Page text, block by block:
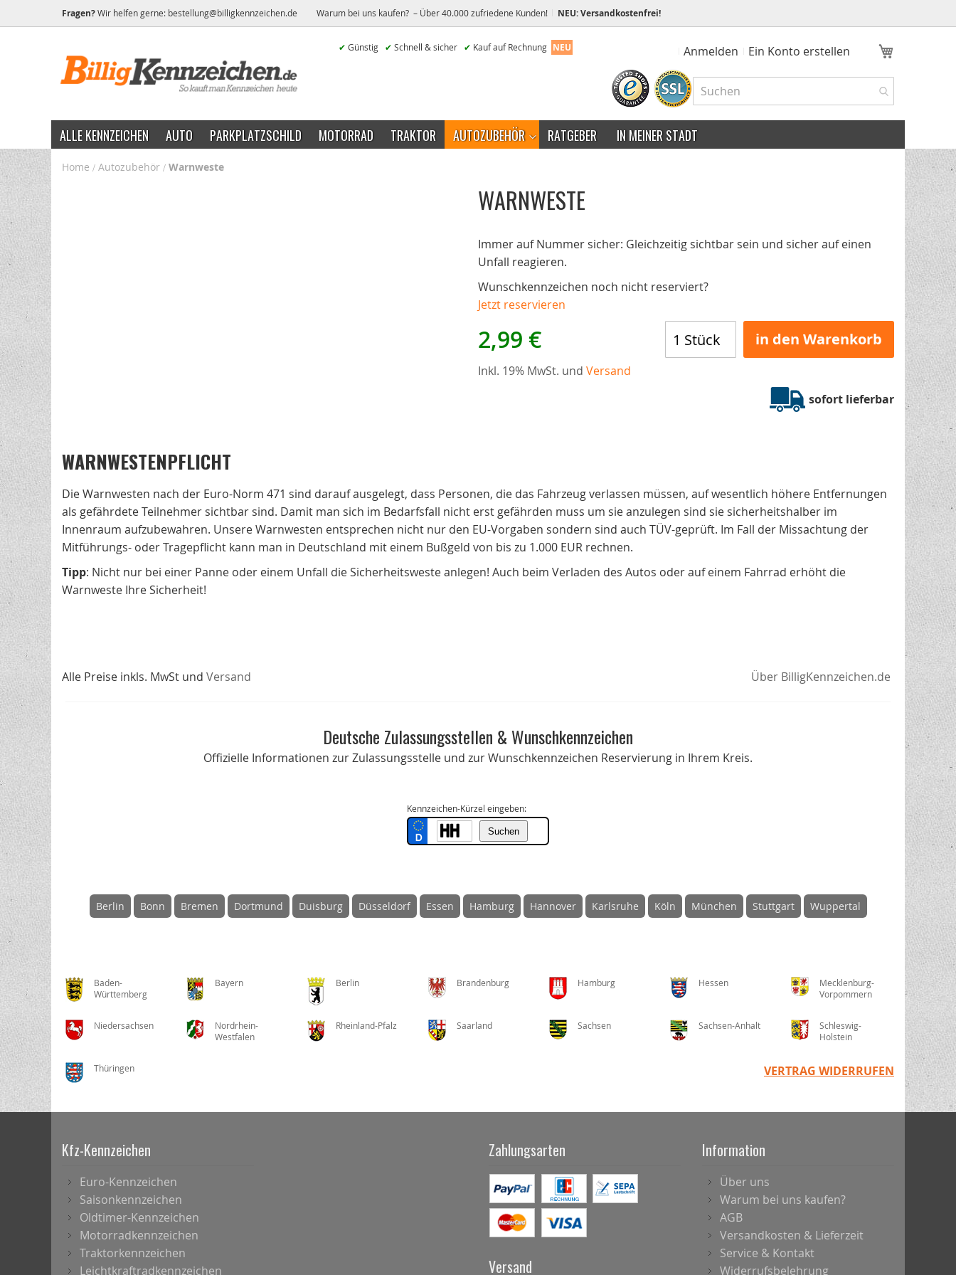
Fragen?Wir helfen gerne: bestellung@billigkennzeichen.de Warum bei uns kaufen? – Über 40.000 zufriedene Kunden! NEU: Versandkostenfrei!
✔ Günstig ✔ Schnell & sicher ✔ Kauf auf Rechnung NEU Anmelden Ein Konto erstellen
ALLE KENNZEICHEN AUTO PARKPLATZSCHILD MOTORRAD TRAKTOR AUTOZUBEHÖR RATGEBER IN MEINER STADT
Home Autozubehör Warnweste
Warnweste
WARNWESTE
Immer auf Nummer sicher: Gleichzeitig sichtbar sein und sicher auf einen
Unfall reagieren.
Wunschkennzeichen noch nicht reserviert?
Jetzt reservieren
2,99 €
Inkl. 19% MwSt. und Versand
in den Warenkorb
sofort lieferbar
WARNWESTENPFLICHT
Die Warnwesten nach der Euro-Norm 471 sind darauf ausgelegt, dass Personen, die das Fahrzeug verlassen müssen, auf wesentlich höhere Entfernungen
als gefährdete Teilnehmer sichtbar sind. Damit man sich im Bedarfsfall nicht erst gefährden muss um sie anzulegen sind sie sicherheitshalber im
Innenraum aufzubewahren. Unsere Warnwesten entsprechen nicht nur den EU-Vorgaben sondern sind auch TÜV-geprüft. Im Fall der Missachtung der
Mitführungs- oder Tragepflicht kann man in Deutschland mit einem Bußgeld von bis zu 1.000 EUR rechnen.
Tipp: Nicht nur bei einer Panne oder einem Unfall die Sicherheitsweste anlegen! Auch beim Verladen des Autos oder auf einem Fahrrad erhöht die
Warnweste Ihre Sicherheit!
Alle Preise inkls. MwSt und Versand Über BilligKennzeichen.de
Deutsche Zulassungsstellen & Wunschkennzeichen
Offizielle Informationen zur Zulassungsstelle und zur Wunschkennzeichen Reservierung in Ihrem Kreis.
Kennzeichen-Kürzel eingeben:
Berlin Bonn Bremen Dortmund Duisburg Düsseldorf Essen Hamburg Hannover Karlsruhe Köln München Stuttgart Wuppertal
Baden-
Württemberg
Bayern Berlin Brandenburg Hamburg Hessen
Mecklenburg-
Vorpommern
Niedersachsen
Nordrhein-
Westfalen
Rheinland-Pfalz Saarland Sachsen Sachsen-Anhalt
Schleswig-
Holstein
Thüringen VERTRAG WIDERRUFEN
Kfz-Kennzeichen
Euro-Kennzeichen
Saisonkennzeichen
Oldtimer-Kennzeichen
Motorradkennzeichen
Traktorkennzeichen
Leichtkraftradkennzeichen
Zahlungsarten
Versand
Information
Über uns
Warum bei uns kaufen?
AGB
Versandkosten & Lieferzeit
Service & Kontakt
Widerrufsbelehrung